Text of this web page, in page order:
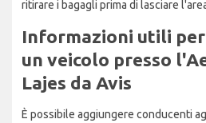
ritirare i bagagli prima di lasciare
Informazioni utili
un veicolo presso
Lajes da Avis
È possibile aggiungere conducenti